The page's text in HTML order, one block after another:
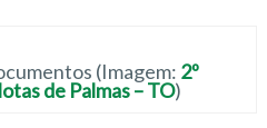
(Imagem: 2º
de Palmas – TO)